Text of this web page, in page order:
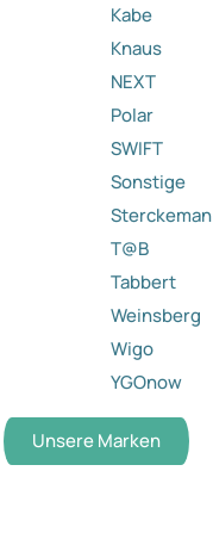
Kabe
Knaus
NEXT
Polar
SWIFT
Sonstige
Sterckeman
T@B
Tabbert
Weinsberg
Wigo
YGOnow
Unsere Marken